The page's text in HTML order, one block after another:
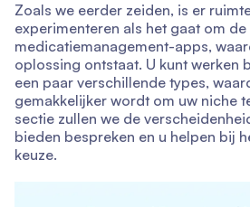
Zoals we eerder zeiden, is er
experimenteren als het gaat om
medicatiemanagement-apps,
oplossing ontstaat. U kunt werken
een paar verschillende types,
gemakkelijker wordt om uw niche
sectie zullen we de
bieden bespreken en u helpen bij
keuze.